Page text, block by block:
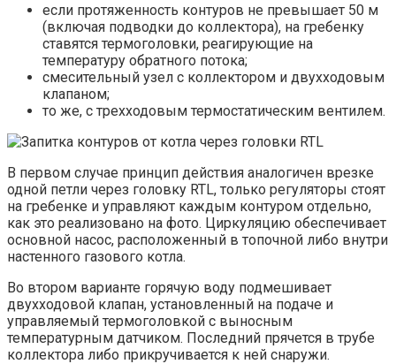
если протяженность контуров не превышает 50 м
(включая подводки до коллектора), на гребенку
ставятся термоголовки, реагирующие на
температуру обратного потока;
смесительный узел с коллектором и двухходовым
клапаном;
то же, с трехходовым термостатическим вентилем.
В первом случае принцип действия аналогичен врезке
одной петли через головку RTL, только регуляторы стоят
на гребенке и управляют каждым контуром отдельно,
как это реализовано на фото. Циркуляцию обеспечивает
основной насос, расположенный в топочной либо внутри
настенного газового котла.
Во втором варианте горячую воду подмешивает
двухходовой клапан, установленный на подаче и
управляемый термоголовкой с выносным
температурным датчиком. Последний прячется в трубе
коллектора либо прикручивается к ней снаружи.